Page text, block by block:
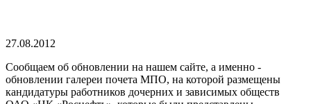
27.08.2012
Сообщаем об обновлении на нашем сайте, а именно -
обновлении галереи почета МПО, на которой размещены
кандидатуры работников дочерних и зависимых обществ